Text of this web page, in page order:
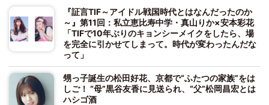
『証言TIF～アイドル戦国時代とはなんだったのか
～』第11回：私立恵比寿中学・真山りか×安本彩花
「TIFで10年ぶりのキョンシーメイクをしたら、場
を完全に引かせてしまって。時代が変わったんだな
って」
甥っ子誕生の松田好花、京都で“ふたつの家族”をは
しご！ “母”黒谷友香に見送られ、“父”松岡昌宏とは
ハシゴ酒